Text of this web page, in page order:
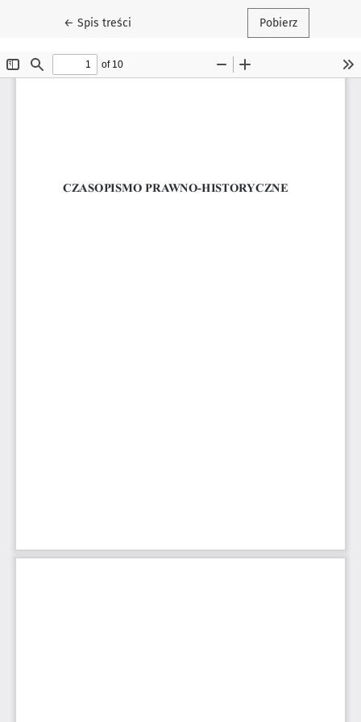
←Wróć do szczegółów artykułu
Spis treści Pobierz